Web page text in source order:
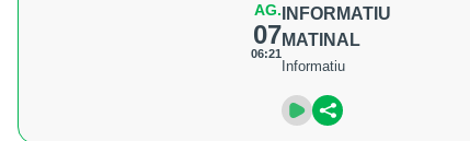
AG.
07
06:21
INFORMATIU
MATINAL
Informatiu